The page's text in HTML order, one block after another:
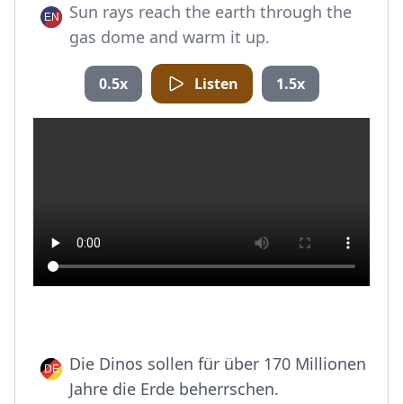
Sun rays reach the earth through the
gas dome and warm it up.
0.5x Listen 1.5x
Die Dinos sollen für über 170 Millionen
Jahre die Erde beherrschen.